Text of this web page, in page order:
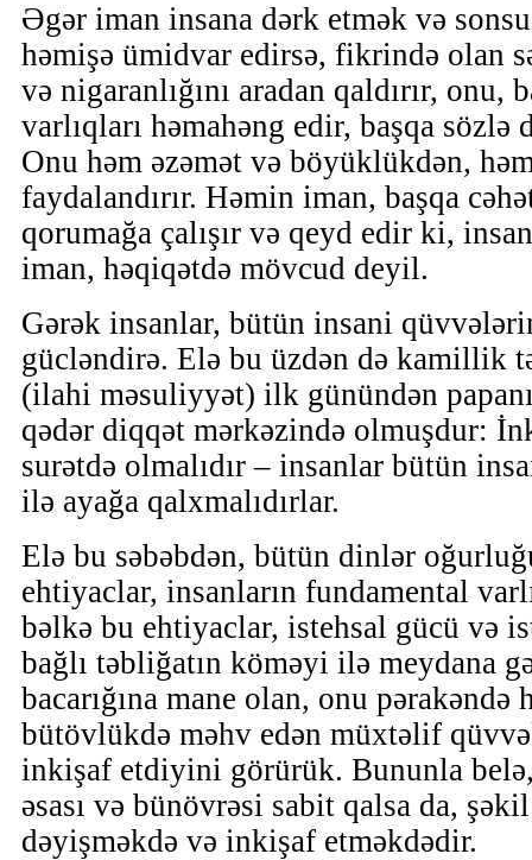
Əgər iman insana dərk etmək və
həmişə ümidvar edirsə, fikrində olan
və nigaranlığını aradan qaldırır, onu,
varlıqları həmahəng edir, başqa sözlə
Onu həm əzəmət və böyüklükdən,
faydalandırır. Həmin iman, başqa
qorumağa çalışır və qeyd edir ki,
iman, həqiqətdə mövcud deyil.
Gərək insanlar, bütün insani
gücləndirə. Elə bu üzdən də kamillik
(ilahi məsuliyyət) ilk günündən
qədər diqqət mərkəzində olmuşdur:
surətdə olmalıdır – insanlar bütün
ilə ayağa qalxmalıdırlar.
Elə bu səbəbdən, bütün dinlər
ehtiyaclar, insanların fundamental
bəlkə bu ehtiyaclar, istehsal gücü və
bağlı təbliğatın köməyi ilə meydana
bacarığına mane olan, onu pərakəndə
bütövlükdə məhv edən müxtəlif
inkişaf etdiyini görürük. Bununla belə,
əsası və bünövrəsi sabit qalsa da,
dəyişməkdə və inkişaf etməkdədir.